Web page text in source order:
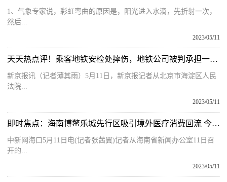
1、气象专家说，彩虹弯曲的原因是，阳光进入水滴，先折射一次，
然后...
2023/05/11
天天热点评！乘客地铁安检处摔伤，地铁公司被判承担一半责任、赔偿10万余元
新京报讯（记者薄其雨）5月11日，新京报记者从北京市海淀区人民
法院...
2023/05/11
即时焦点：海南博鳌乐城先行区吸引境外医疗消费回流 今年一季度接待超6万人次
中新网海口5月11日电(记者张茜翼)记者从海南省新闻办公室11日召
开的...
2023/05/11